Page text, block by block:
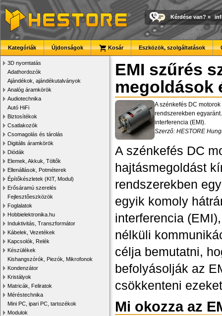
Kérdése van? »
Kategóriák Újdonságok Kosár Eszközök, szolgáltatások
3D nyomtatás
Adathordozók
Ajándékok, ajándékutalványok
Analóg áramkörök
Audiotechnika
Autó HiFi
Biztosítékok
Csatlakozók
Csomagolás és tárolás
Digitális áramkörök
Diódák
Elemek, Akkuk, Töltők
Ellenállások, Potméterek
Építőkészletek (KIT, Modul)
Erősáramú szerelés
Fejlesztőeszközök
Foglalatok
Hobbielektronika.hu
Induktivitás, Transzformátor
Kábelek, Vezetékek
Kapcsolók, Relék
Készülékek
Kishangszórók, Piezók, Mikrofonok
Kondenzátor
Kristályok
Matricák, Feliratok
Méréstechnika
Mini PC, ipari PC, tartozékok
Modulok
EMI szűrés
megoldások
A szénkefés DC
rendszerekben
interferencia (EMI).
Szerző: HESTORE
A szénkefés DC
hajtásmegoldást
rendszerekben
egyik komoly
interferencia
nélküli
célja bemutatni,
befolyásolják az
csökkenteni
Mi okozza az